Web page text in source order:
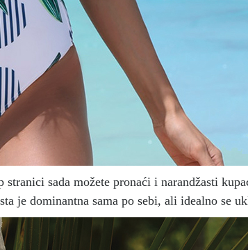
sada možete pronaći i narandžasti
je dominantna sama po sebi, ali idealno se